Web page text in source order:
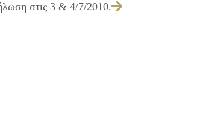
στις 3 & 4/7/2010.